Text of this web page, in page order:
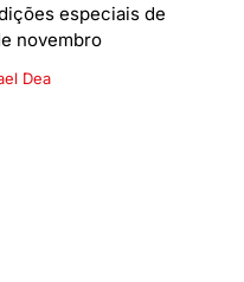
especiais de
novembro
Dea